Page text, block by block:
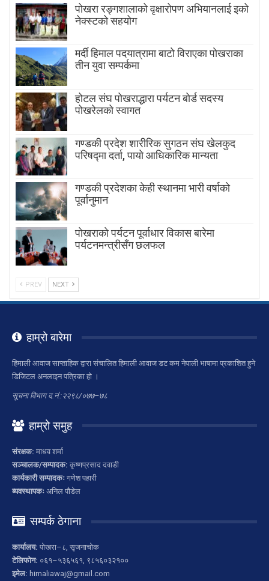
पोखरा रङ्गशालाको वृक्षारोपण अभियानलाई इको
नेक्स्टको सहयोग
मर्दी हिमाल पदयात्रामा बाटाे विराएका पाेखराका
तीन युवा सम्पर्कमा
होटल संघ पोखराद्धारा पर्यटन बोर्ड सदस्य
पोखरेलको स्वागत
गण्डकी प्रदेश शारीरिक सुगठन संघ खेलकुद
परिषद्मा दर्ता, पायाे आधिकारिक मान्यता
गण्डकी प्रदेशका केही स्थानमा भारी वर्षाको
पूर्वानुमान
पाेखराकाे पर्यटन पूर्वाधार विकास बारेमा
पर्यटनमन्त्रीसँग छलफल
PREV NEXT
हाम्रो बारेमा
हिमाली आवाज साप्ताहिक द्वारा संचालित हिमाली आवाज डट कम नेपाली भाषामा प्रकाशित हुने
डिजिटल अनलाइन पत्रिका हो ।
सूचना विभाग द.नं.:२२९८/०७७–७८
हाम्रो समुह
संरक्षक: माधव शर्मा
सञ्चालक/सम्पादक: कृष्णप्रसाद दवाडी
कार्यकारी सम्पादकः गणेश पहारी
ब्यवस्थापकः अनिल पौडेल
सम्पर्क ठेगाना
कार्यालय: पोखरा–८, सृजनाचोक
टेलिफोन: ०६१–५३६५६१, ९८५६०३२१००
इमेल: himaliawaj@gmail.com